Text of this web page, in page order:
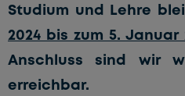
Studium und Lehre
2024 bis zum 5. Januar
Anschluss sind wir
erreichbar.